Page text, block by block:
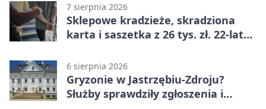
7 sierpnia 2026
Sklepowe kradzieże, skradziona
karta i saszetka z 26 tys. zł. 22-latek
6 sierpnia 2026
Gryzonie w Jastrzębiu-Zdroju?
Służby sprawdziły zgłoszenia i